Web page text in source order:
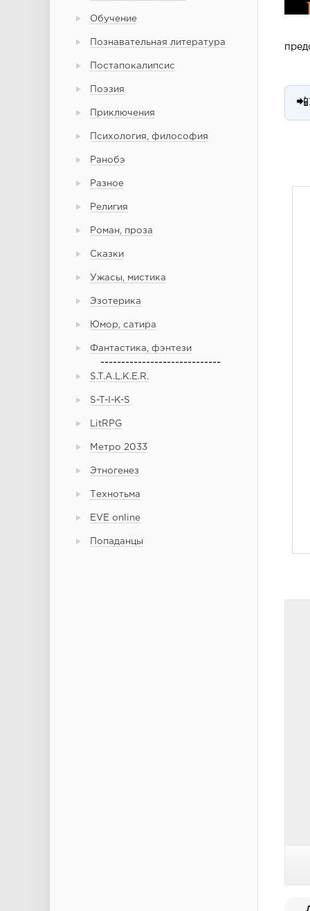
Обучение
Познавательная литература
Постапокалипсис
Поэзия
Приключения
Психология, философия
Ранобэ
Разное
Религия
Роман, проза
Сказки
Ужасы, мистика
Эзотерика
Юмор, сатира
Фантастика, фэнтези
-----------------------------
S.T.A.L.K.E.R.
S-T-I-K-S
LitRPG
Метро 2033
Этногенез
Технотьма
EVE online
Попаданцы
📲